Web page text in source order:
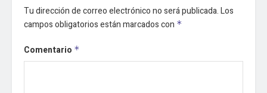
Tu dirección de correo electrónico no será publicada.Los
campos obligatorios están marcados con *
Comentario *